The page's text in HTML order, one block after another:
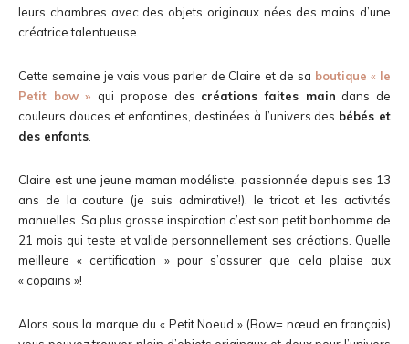
leurs chambres avec des objets originaux nées des mains d’une
créatrice talentueuse.
Cette semaine je vais vous parler de Claire et de sa boutique « le
Petit bow » qui propose des créations faites main dans de
couleurs douces et enfantines, destinées à l’univers des bébés et
des enfants
Claire est une jeune maman modéliste, passionnée depuis ses 13
ans de la couture (je suis admirative!), le tricot et les activités
manuelles. Sa plus grosse inspiration c’est son petit bonhomme de
21 mois qui teste et valide personnellement ses créations. Quelle
meilleure « certification » pour s’assurer que cela plaise aux
« copains »!
Alors sous la marque du « Petit Noeud » (Bow= nœud en français)